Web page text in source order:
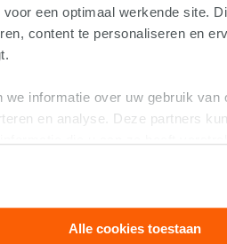
een optimaal werkende site.
content te personaliseren en
we informatie over uw gebruik
en analyse. Deze partners
Alle cookies toestaan
op maat